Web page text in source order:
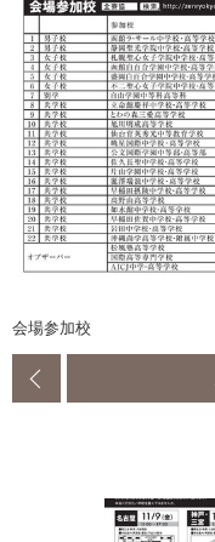
会場参加校